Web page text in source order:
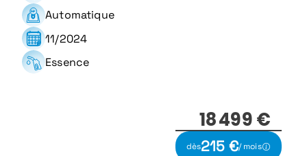
Automatique
11/2024
Essence
18 499 €
dès215 €/ mois